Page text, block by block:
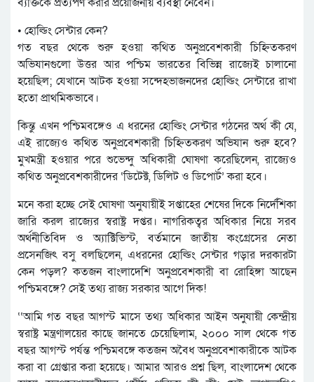
• হোল্ডিং সেন্টার কেন?
গত বছর থেকে শুরু হওয়া কথিত অনুপ্রবেশকারী চিহ্নিতকরণ
অভিযানগুলো উত্তর আর পশ্চিম ভারতের বিভিন্ন রাজ্যেই চালানো
হয়েছিল; যেখানে আটক হওয়া সন্দেহভাজনদের হোল্ডিং সেন্টারে রাখা
হতো প্রাথমিকভাবে।
কিন্তু এখন পশ্চিমবঙ্গেও এ ধরনের হোল্ডিং সেন্টার গঠনের অর্থ কী যে,
এই রাজ্যেও কথিত অনুপ্রবেশকারী চিহ্নিতকরণ অভিযান শুরু হবে?
মুখমন্ত্রী হওয়ার পরে শুভেন্দু অধিকারী ঘোষণা করেছিলেন, রাজ্যেও
কথিত অনুপ্রবেশকারীদের ‘ডিটেক্ট, ডিলিট ও ডিপোর্ট’ করা হবে।
মনে করা হচ্ছে সেই ঘোষণা অনুযায়ীই সপ্তাহের শেষের দিকে নির্দেশিকা
জারি করল রাজ্যের স্বরাষ্ট্র দপ্তর। নাগরিকত্বর অধিকার নিয়ে সরব
অর্থনীতিবিদ ও অ্যাক্টিভিস্ট, বর্তমানে জাতীয় কংগ্রেসের নেতা
প্রসেনজিৎ বসু বলছিলেন, এধরনের হোল্ডিং সেন্টার গড়ার দরকারটা
কেন পড়ল? কতজন বাংলাদেশি অনুপ্রবেশকারী বা রোহিঙ্গা আছেন
পশ্চিমবঙ্গে? সেই তথ্য রাজ্য সরকার আগে দিক!
‘‘আমি গত বছর আগস্ট মাসে তথ্য অধিকার আইন অনুযায়ী কেন্দ্রীয়
স্বরাষ্ট্র মন্ত্রণালয়ের কাছে জানতে চেয়েছিলাম, ২০০০ সাল থেকে গত
বছর আগস্ট পর্যন্ত পশ্চিমবঙ্গে কতজন অবৈধ অনুপ্রবেশাকারীকে আটক
করা বা গ্রেপ্তার করা হয়েছে। আমার আরও প্রশ্ন ছিল, বাংলাদেশ থেকে